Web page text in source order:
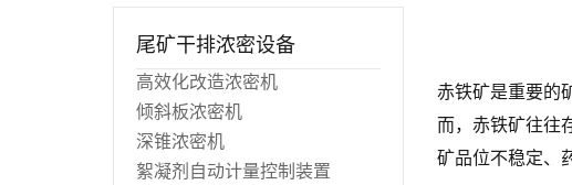
赤铁矿是重要的
而，赤铁矿往往
矿品位不稳定、
尾矿干排浓密设备
高效化改造浓密机
倾斜板浓密机
深锥浓密机
絮凝剂自动计量控制装置